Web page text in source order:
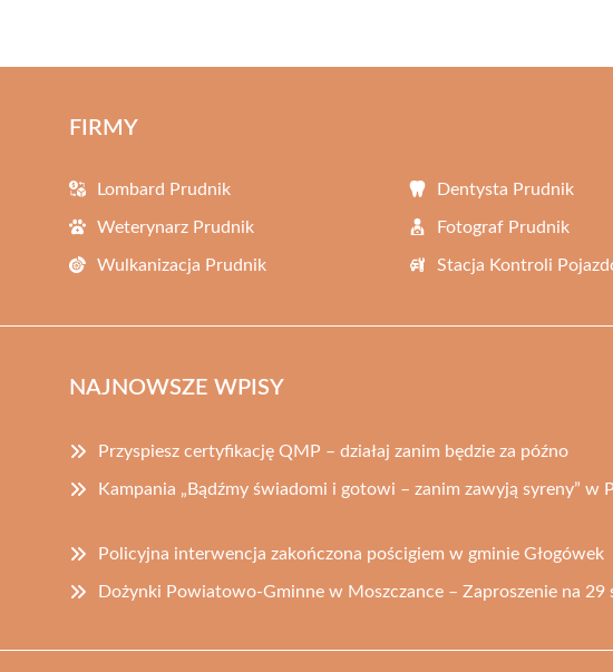
FIRMY
Lombard Prudnik Dentysta Prudnik
Weterynarz Prudnik Fotograf Prudnik
Wulkanizacja Prudnik Stacja Kontroli
NAJNOWSZE WPISY
Przyspiesz certyfikację QMP – działaj zanim będzie za późno
Kampania „Bądźmy świadomi i gotowi – zanim zawyją syreny” w
Policyjna interwencja zakończona pościgiem w gminie Głogówek
Dożynki Powiatowo-Gminne w Moszczance – Zaproszenie na 29